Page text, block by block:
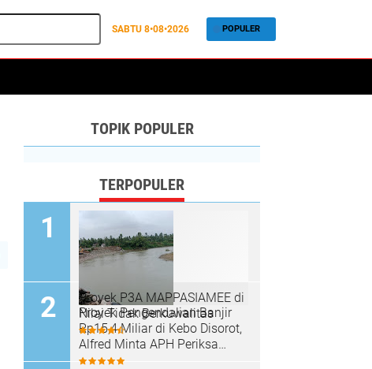
SABTU 8•08•2026 POPULER
TOPIK POPULER
TERPOPULER
Proyek Pengendalian Banjir
Rp15,4 Miliar di Kebo Disorot,
Alfred Minta APH Periksa
Dugaan Material Ilegal
Proyek P3A MAPPASIAMEE di
Nilai Tidak Berkuwalitas